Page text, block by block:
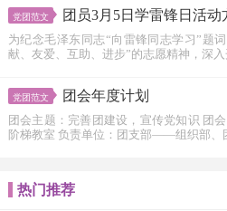
党团范文 团员3月5日学雷锋日活动
为纪念毛泽东同志“向雷锋同志学习”题
献、友爱、互助、进步”的志愿精神，深
党团范文 团会年度计划
团会主题：完善团建设，宣传党知识 团
阶梯教室 负责单位：团支部――组织部
热门推荐